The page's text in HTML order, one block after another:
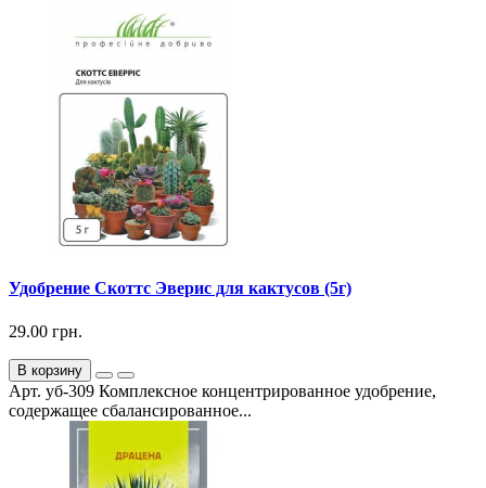
Удобрение Скоттс Эверис для кактусов (5г)
29.00 грн.
В корзину
Арт. уб-309 Комплексное концентрированное удобрение,
содержащее сбалансированное...